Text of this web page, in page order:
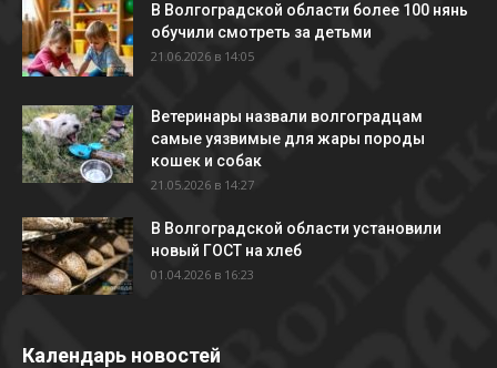
В Волгоградской области более 100 нянь
обучили смотреть за детьми
21.06.2026 в 14:05
Ветеринары назвали волгоградцам
самые уязвимые для жары породы
кошек и собак
21.05.2026 в 14:27
В Волгоградской области установили
новый ГОСТ на хлеб
01.04.2026 в 16:23
Календарь новостей